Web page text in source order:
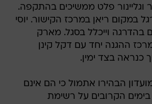
וגליינור פלט ממשיכים בהתקפה.
במקום ריאן במרכז הקישור. יוסי
בהדרגה וייכלל בסגל. מארק
ההגנה יחד עם דקל קינן
כנראה בצד ימין.
הבהירו אתמול כי הם אינם
בימים הקרובים על רשימת